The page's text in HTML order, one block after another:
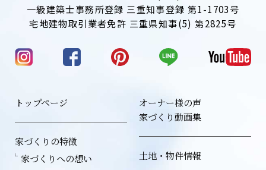
一級建築士事務所登録 三重知事登録 第1-1703号
宅地建物取引業者免許 三重県知事(5) 第2825号
トップページ
家づくりの特徴
家づくりへの想い
オーナー様の声
家づくり動画集
土地・物件情報